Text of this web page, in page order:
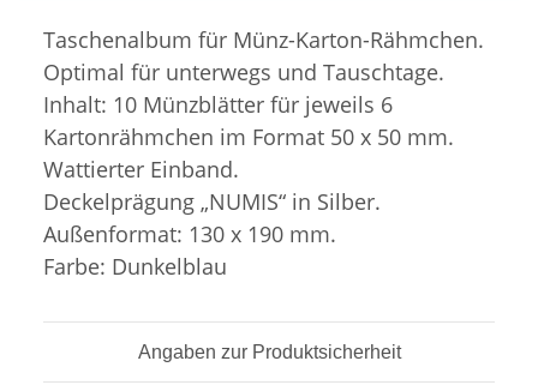
Taschenalbum für Münz-Karton-Rähmchen.
Optimal für unterwegs und Tauschtage.
Inhalt: 10 Münzblätter für jeweils 6
Kartonrähmchen im Format 50 x 50 mm.
Wattierter Einband.
Deckelprägung „NUMIS“ in Silber.
Außenformat: 130 x 190 mm.
Farbe: Dunkelblau
Angaben zur Produktsicherheit